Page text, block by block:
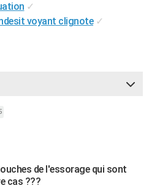
✓
voyant clignote ✓
de l'essorage qui sont
cas ???